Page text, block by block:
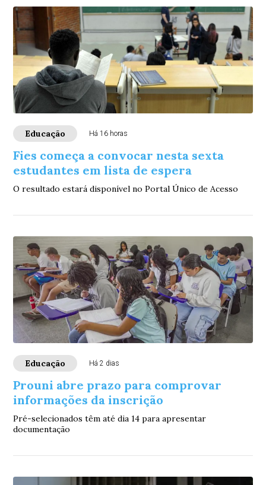
Educação Há 16 horas
Fies começa a convocar nesta sexta
estudantes em lista de espera
O resultado estará disponível no Portal Único de Acesso
Educação Há 2 dias
Prouni abre prazo para comprovar
informações da inscrição
Pré-selecionados têm até dia 14 para apresentar
documentação